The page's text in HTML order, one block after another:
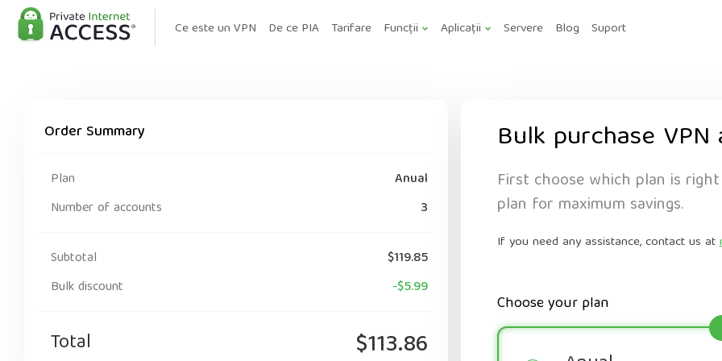
Ce este un VPN De ce PIA Tarifare Funcții Aplicații Servere Blog Suport
Order Summary
Plan
Anual
Number of accounts
3
Subtotal
$119.85
Bulk discount
-$5.99
Total $113.86
Bulk purchase
First choose which plan is
plan for maximum savings.
If you need any assistance, contact us at
Choose your plan